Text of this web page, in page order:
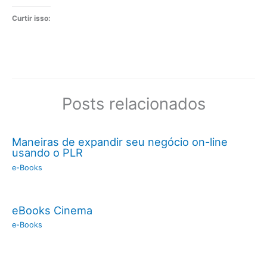
Curtir isso:
Posts relacionados
Maneiras de expandir seu negócio on-line
usando o PLR
e-Books
eBooks Cinema
e-Books